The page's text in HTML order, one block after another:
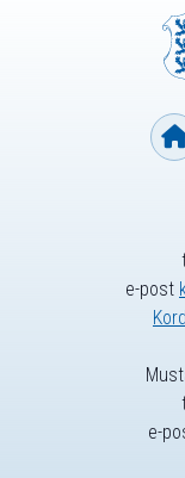
e-post
e-